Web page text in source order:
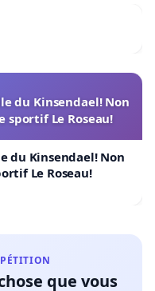
du Kinsendael! Non
sportif Le Roseau!
du Kinsendael! Non
Le Roseau!
que vous